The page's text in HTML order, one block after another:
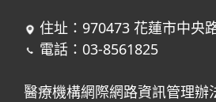
住址：970473 花蓮市中央
電話：03-8561825
醫療機構網際網路資訊管理辦